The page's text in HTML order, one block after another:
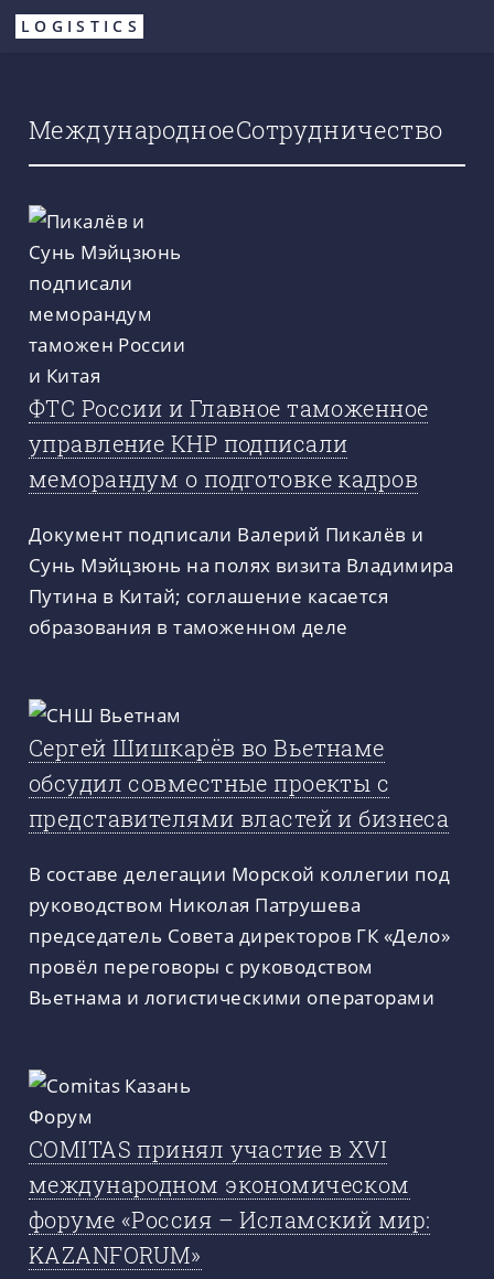
Перейти
LOGISTICS
МеждународноеСотрудничество
ФТС России и Главное таможенное
управление КНР подписали
меморандум о подготовке кадров
Документ подписали Валерий Пикалёв и
Сунь Мэйцзюнь на полях визита Владимира
Путина в Китай; соглашение касается
образования в таможенном деле
Сергей Шишкарёв во Вьетнаме
обсудил совместные проекты с
представителями властей и бизнеса
В составе делегации Морской коллегии под
руководством Николая Патрушева
председатель Совета директоров ГК «Дело»
провёл переговоры с руководством
Вьетнама и логистическими операторами
COMITAS принял участие в XVI
международном экономическом
форуме «Россия – Исламский мир:
KAZANFORUM»